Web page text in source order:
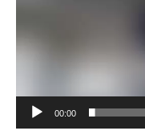
00:00